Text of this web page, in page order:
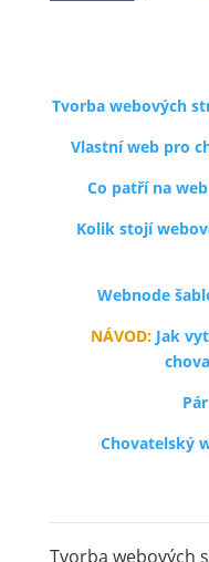
Tvorba webových
Vlastní web pro
Co patří na
Kolik stojí
Webnode
NÁVOD: Jak
Chovatelský
Tvorba webových